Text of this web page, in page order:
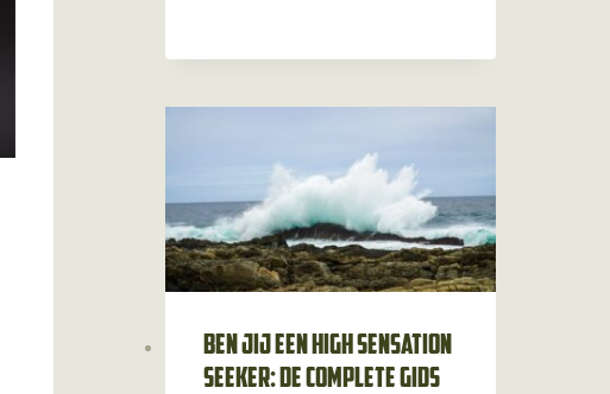
Ben jij een high sensation
seeker: de complete gids